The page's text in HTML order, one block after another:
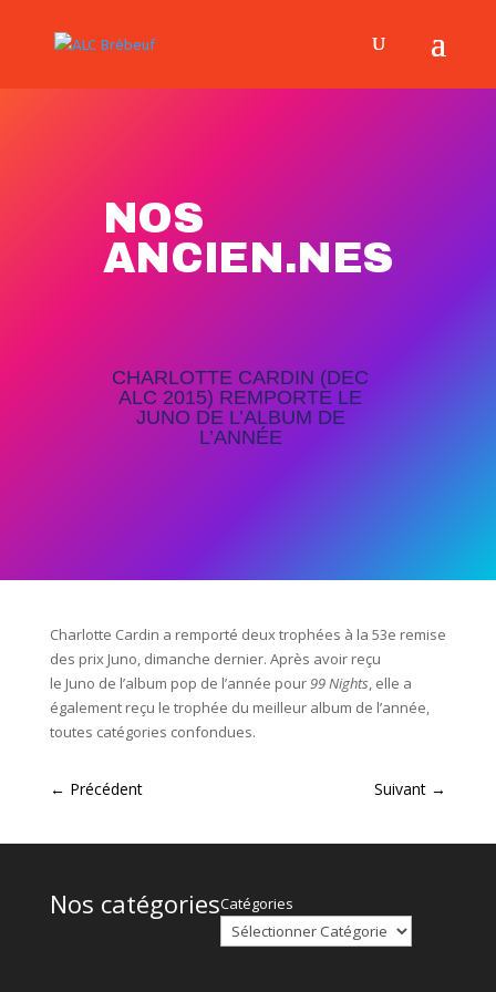
NOS
ANCIEN.NES
CHARLOTTE CARDIN (DEC
ALC 2015) REMPORTE LE
JUNO DE L’ALBUM DE
L’ANNÉE
Charlotte Cardin a remporté deux trophées à la 53e remise
des prix Juno, dimanche dernier. Après avoir reçu
le Juno de l’album pop de l’année pour99Nights, elle a
également reçu le trophée du meilleur album de l’année,
toutes catégories confondues.
← Précédent Suivant →
Nos catégoriesCatégories